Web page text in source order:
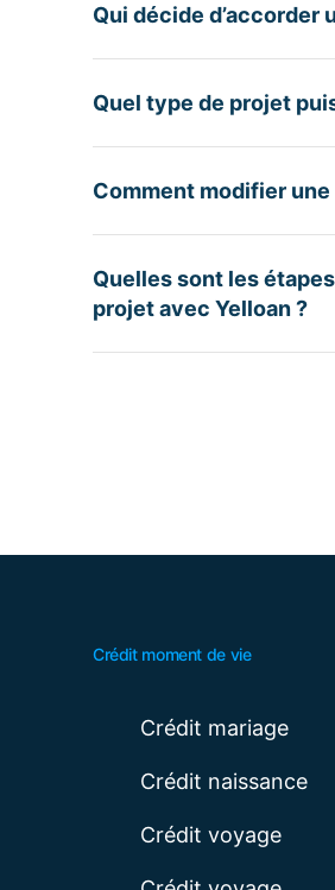
Qui décide d’accorder
Quel type de projet
Comment modifier une
Quelles sont les
projet avec Yelloan ?
Crédit moment de vie
Crédit mariage
Crédit naissance
Crédit voyage